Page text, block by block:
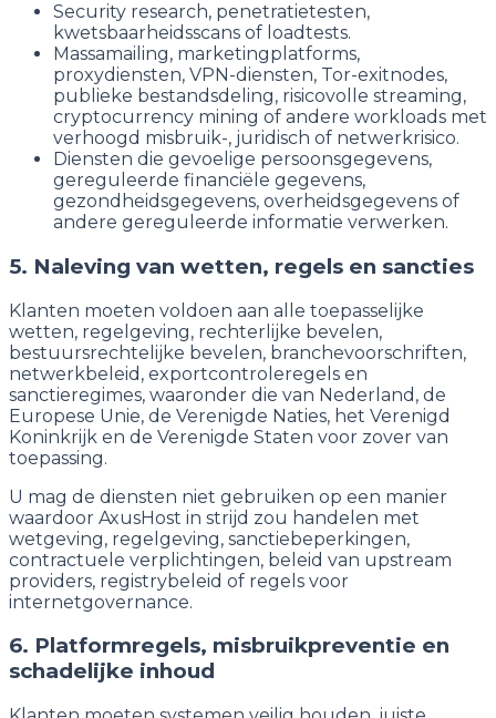
Security research, penetratietesten,
kwetsbaarheidsscans of loadtests.
Massamailing, marketingplatforms,
proxydiensten, VPN-diensten, Tor-exitnodes,
publieke bestandsdeling, risicovolle streaming,
cryptocurrency mining of andere workloads met
verhoogd misbruik-, juridisch of netwerkrisico.
Diensten die gevoelige persoonsgegevens,
gereguleerde financiële gegevens,
gezondheidsgegevens, overheidsgegevens of
andere gereguleerde informatie verwerken.
5. Naleving van wetten, regels en sancties
Klanten moeten voldoen aan alle toepasselijke
wetten, regelgeving, rechterlijke bevelen,
bestuursrechtelijke bevelen, branchevoorschriften,
netwerkbeleid, exportcontroleregels en
sanctieregimes, waaronder die van Nederland, de
Europese Unie, de Verenigde Naties, het Verenigd
Koninkrijk en de Verenigde Staten voor zover van
toepassing.
U mag de diensten niet gebruiken op een manier
waardoor AxusHost in strijd zou handelen met
wetgeving, regelgeving, sanctiebeperkingen,
contractuele verplichtingen, beleid van upstream
providers, registrybeleid of regels voor
internetgovernance.
6. Platformregels, misbruikpreventie en
schadelijke inhoud